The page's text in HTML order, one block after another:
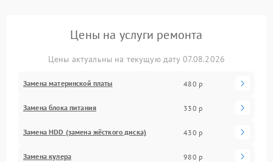
Цены на услуги ремонта
Цены актуальны на текущую дату 07.08.2026
Замена материнской платы 480 р
Замена блока питания 330 р
Замена HDD (замена жёсткого диска) 430 р
Замена кулера 980 р